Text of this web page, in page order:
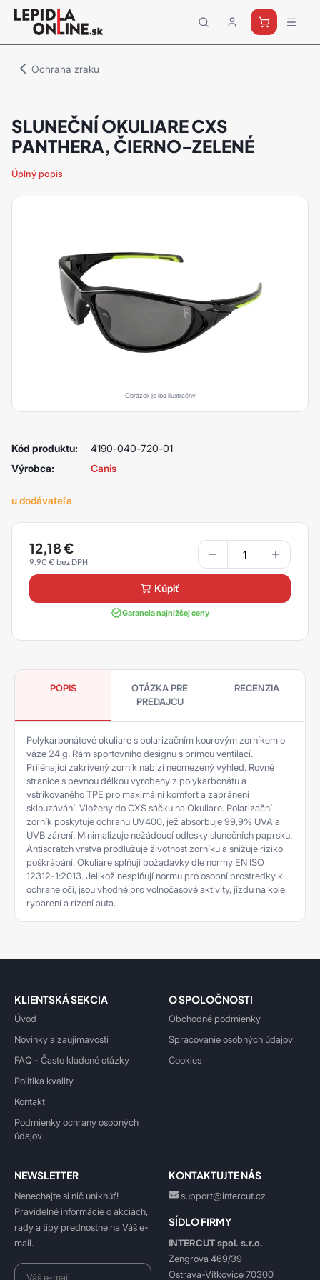
Priemyselné
lepidlá
Ochrana zraku
SLUNEČNÍ OKULIARE CXS
PANTHERA, ČIERNO-ZELENÉ
Úplný popis
Obrázok je iba ilustračný
Kód produktu:
4190-040-720-01
Výrobca:
Canis
u dodávateľa
12,18€
9,90€
kúpiť
Garancia najnižšej ceny
POPIS
OTÁZKA PRE
PREDAJCU
RECENZIA
Polykarbonátové okuliare s polarizačním kourovým zorníkem o
váze 24 g. Rám sportovního designu s prímou ventilací.
Priléhající zakrivený zorník nabízí neomezený výhled. Rovné
stranice s pevnou délkou vyrobeny z polykarbonátu a
vstrikovaného TPE pro maximální komfort a zabránení
sklouzávání. Vloženy do CXS sáčku na Okuliare. Polarizační
zorník poskytuje ochranu UV400, jež absorbuje 99,9% UVA a
UVB zárení. Minimalizuje nežádoucí odlesky slunečních paprsku.
Antiscratch vrstva prodlužuje životnost zorníku a snižuje riziko
poškrábání. Okuliare splňují požadavky dle normy EN ISO
12312-1:2013. Jelikož nesplňují normu pro osobní prostredky k
ochrane očí, jsou vhodné pro volnočasové aktivity, jízdu na kole,
rybarení a rízení auta.
KLIENTSKÁ SEKCIA
Úvod
Novinky a zaujímavosti
FAQ - Často kladené otázky
Politika kvality
Kontakt
Podmienky ochrany osobných
údajov
O SPOLOČNOSTI
Obchodné podmienky
Spracovanie osobných údajov
Cookies
NEWSLETTER
Nenechajte si nič uniknúť!
Pravidelné informácie o akciách,
rady a tipy prednostne na Váš e-
mail.
KONTAKTUJTE NÁS
support@intercut.cz
SÍDLO FIRMY
INTERCUT spol. s.r.o.
Zengrova 469/39
Ostrava-Vítkovice 70300